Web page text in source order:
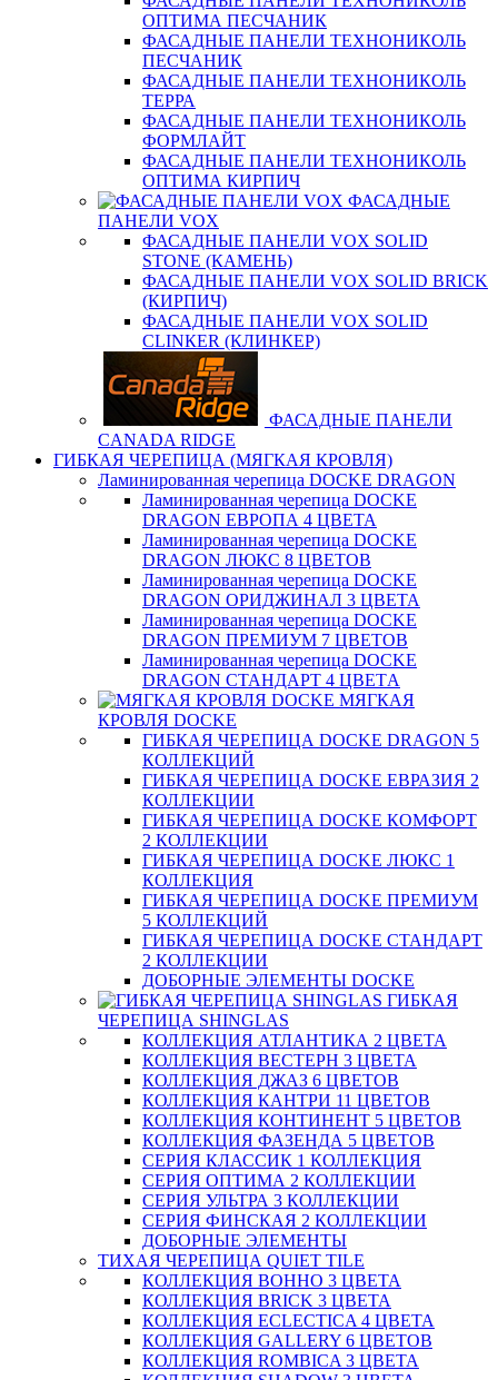
ОПТИМА ПЕСЧАНИК
ФАСАДНЫЕ ПАНЕЛИ ТЕХНОНИКОЛЬ
ПЕСЧАНИК
ФАСАДНЫЕ ПАНЕЛИ ТЕХНОНИКОЛЬ
ТЕРРА
ФАСАДНЫЕ ПАНЕЛИ ТЕХНОНИКОЛЬ
ФОРМЛАЙТ
ФАСАДНЫЕ ПАНЕЛИ ТЕХНОНИКОЛЬ
ОПТИМА КИРПИЧ
ФАСАДНЫЕ
ПАНЕЛИ VOX
ФАСАДНЫЕ ПАНЕЛИ VOX SOLID
STONE (КАМЕНЬ)
ФАСАДНЫЕ ПАНЕЛИ VOX SOLID BRICK
(КИРПИЧ)
ФАСАДНЫЕ ПАНЕЛИ VOX SOLID
CLINКER (КЛИНКЕР)
ФАСАДНЫЕ ПАНЕЛИ
CANADA RIDGE
ГИБКАЯ ЧЕРЕПИЦА (МЯГКАЯ КРОВЛЯ)
Ламинированная черепица DOCKE DRAGON
Ламинированная черепица DOCKE
DRAGON ЕВРОПА 4 ЦВЕТА
Ламинированная черепица DOCKE
DRAGON ЛЮКС 8 ЦВЕТОВ
Ламинированная черепица DOCKE
DRAGON ОРИДЖИНАЛ 3 ЦВЕТА
Ламинированная черепица DOCKE
DRAGON ПРЕМИУМ 7 ЦВЕТОВ
Ламинированная черепица DOCKE
DRAGON СТАНДАРТ 4 ЦВЕТA
МЯГКАЯ
КРОВЛЯ DOCKE
ГИБКАЯ ЧЕРЕПИЦА DOCKE DRAGON 5
КОЛЛЕКЦИЙ
ГИБКАЯ ЧЕРЕПИЦА DOCKE ЕВРАЗИЯ 2
КОЛЛЕКЦИИ
ГИБКАЯ ЧЕРЕПИЦА DOCKE КОМФОРТ
2 КОЛЛЕКЦИИ
ГИБКАЯ ЧЕРЕПИЦА DOCKE ЛЮКС 1
КОЛЛЕКЦИЯ
ГИБКАЯ ЧЕРЕПИЦА DOCKE ПРЕМИУМ
5 КОЛЛЕКЦИЙ
ГИБКАЯ ЧЕРЕПИЦА DOCKE СТАНДАРТ
2 КОЛЛЕКЦИИ
ДОБОРНЫЕ ЭЛЕМЕНТЫ DOCKE
ГИБКАЯ
ЧЕРЕПИЦА SHINGLAS
КОЛЛЕКЦИЯ АТЛАНТИКА 2 ЦВЕТА
КОЛЛЕКЦИЯ ВЕСТЕРН 3 ЦВЕТА
КОЛЛЕКЦИЯ ДЖАЗ 6 ЦВЕТОВ
КОЛЛЕКЦИЯ КАНТРИ 11 ЦВЕТОВ
КОЛЛЕКЦИЯ КОНТИНЕНТ 5 ЦВЕТОВ
КОЛЛЕКЦИЯ ФАЗЕНДА 5 ЦВЕТОВ
СЕРИЯ КЛАССИК 1 КОЛЛЕКЦИЯ
СЕРИЯ ОПТИМА 2 КОЛЛЕКЦИИ
СЕРИЯ УЛЬТРА 3 КОЛЛЕКЦИИ
СЕРИЯ ФИНСКАЯ 2 КОЛЛЕКЦИИ
ДОБОРНЫЕ ЭЛЕМЕНТЫ
ТИХАЯ ЧЕРЕПИЦА QUIET TILE
КОЛЛЕКЦИЯ BOHHO 3 ЦВЕТА
КОЛЛЕКЦИЯ BRICK 3 ЦВЕТА
КОЛЛЕКЦИЯ ECLECTICA 4 ЦВЕТА
КОЛЛЕКЦИЯ GALLERY 6 ЦВЕТОВ
КОЛЛЕКЦИЯ ROMBICA 3 ЦВЕТА